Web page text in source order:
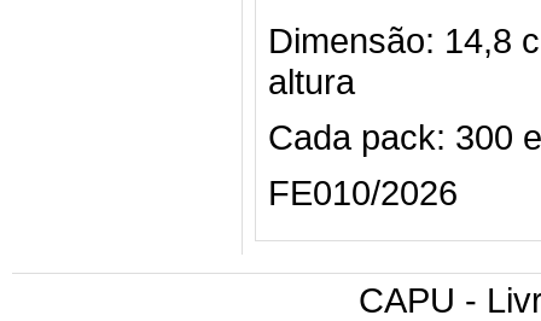
Dimensão: 14,8
altura
Cada pack: 300
FE010/2026
CAPU -